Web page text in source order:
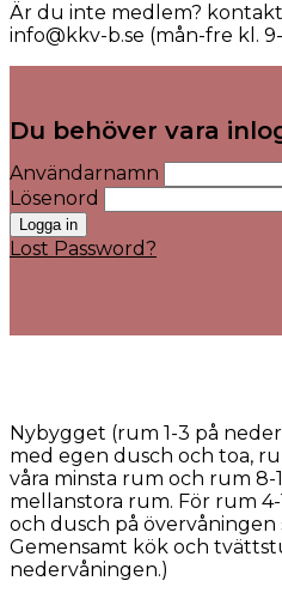
Är du inte medlem?
info@kkv-b.se (mån-fre kl. 9-
Du behöver vara
Användarnamn
Lösenord
Lost Password?
Nybygget (rum 1-3 på
med egen dusch och toa,
våra minsta rum och rum 8-
mellanstora rum. För rum
och dusch på
Gemensamt kök och
nedervåningen.)